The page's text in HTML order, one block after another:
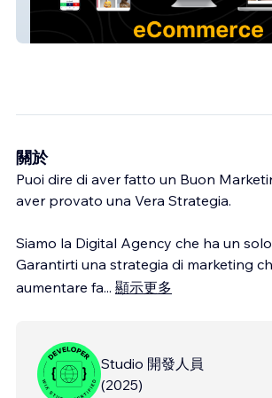
關於
Puoi dire di aver fatto un Buon
aver provato una Vera Strategia.
Siamo la Digital Agency che ha un
Garantirti una strategia di marketing
aumentare fa... 顯示更多
Studio 開發人員
(2025)